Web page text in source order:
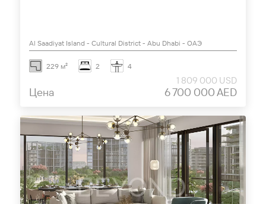
Al Saadiyat Island - Cultural District - Abu Dhabi - ОАЭ
229 м² 2 4
Цена
1 809 000 USD
6 700 000 AED